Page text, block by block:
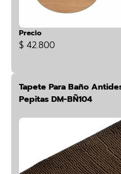
Precio
$ 42.800
Tapete Para Baño
Pepitas DM-BÑ104